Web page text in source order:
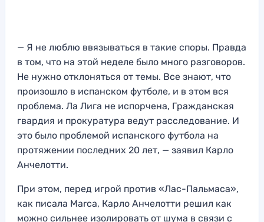
— Я не люблю ввязываться в такие споры. Правда
в том, что на этой неделе было много разговоров.
Не нужно отклоняться от темы. Все знают, что
произошло в испанском футболе, и в этом вся
проблема. Ла Лига не испорчена, Гражданская
гвардия и прокуратура ведут расследование. И
это было проблемой испанского футбола на
протяжении последних 20 лет, — заявил Карло
Анчелотти.
При этом, перед игрой против «Лас-Пальмаса»,
как писала Marca, Карло Анчелотти решил как
можно сильнее изолировать от шума в связи с